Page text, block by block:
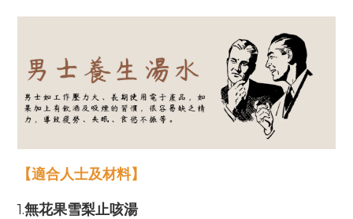
【適合人士及材料】
1.無花果雪梨止咳湯